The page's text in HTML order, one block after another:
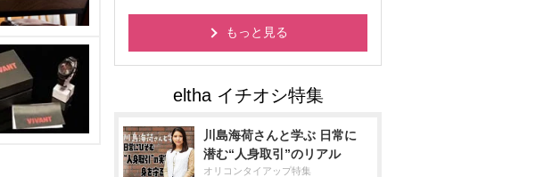
もっと見る
川島海荷さんと学ぶ 日常に
潜む“人身取引”のリアル
オリコンタイアップ特集